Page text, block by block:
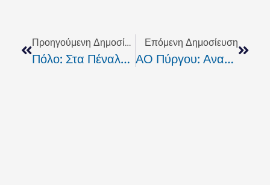
Προηγούμενη Δημοσίευση
Πόλο: Στα Πέναλτι Χάθηκε Το “χρυσό” Για Την Εθνική Μας
Επόμενη Δημοσίευση
ΑΟ Πύργου: Ανανέωσε Και Ο Γιάννης Δαβιλάς